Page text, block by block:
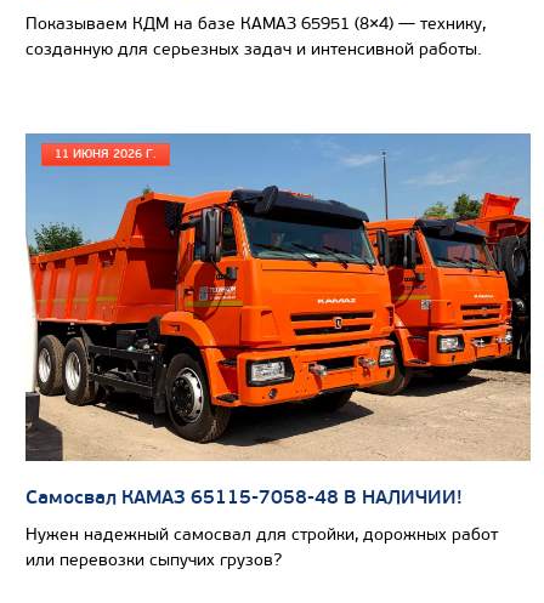
Показываем КДМ на базе КАМАЗ 65951 (8×4) — технику,
созданную для серьезных задач и интенсивной работы.
11 ИЮНЯ 2026 Г.
Самосвал КАМАЗ 65115-7058-48 В НАЛИЧИИ!
Нужен надежный самосвал для стройки, дорожных работ
или перевозки сыпучих грузов?